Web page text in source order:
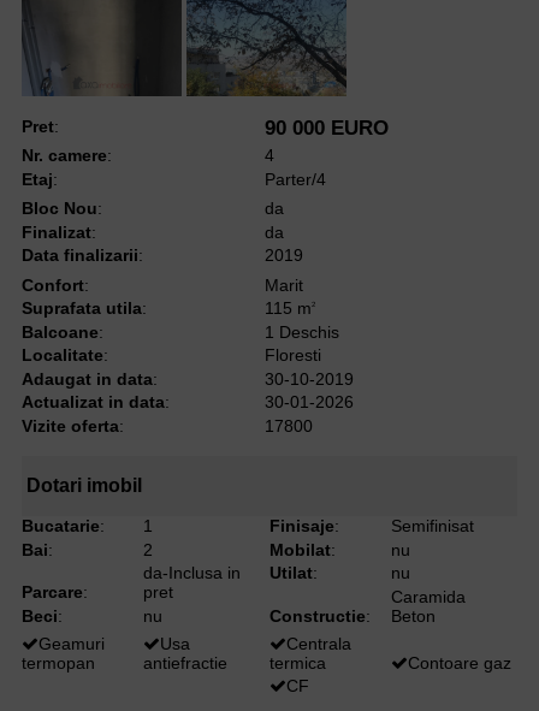
Pret: 90 000 EURO
Nr. camere:
4
Etaj:
Parter/4
Bloc Nou:
da
Finalizat:
da
Data finalizarii:
2019
Confort:
Marit
Suprafata utila: 115 m2
Balcoane:
1 Deschis
Localitate:
Floresti
Adaugat in data:
30-10-2019
Actualizat in data:
30-01-2026
Vizite oferta: 17800
Dotari imobil
Bucatarie:
1
Bai: 2
Parcare:
da-Inclusa in
pret
Beci: nu
Finisaje:
Semifinisat
Mobilat:
nu
Utilat: nu
Constructie:
Caramida
Beton
Geamuri
termopan
Usa
antiefractie
Centrala
termica
Contoare gaz
CF